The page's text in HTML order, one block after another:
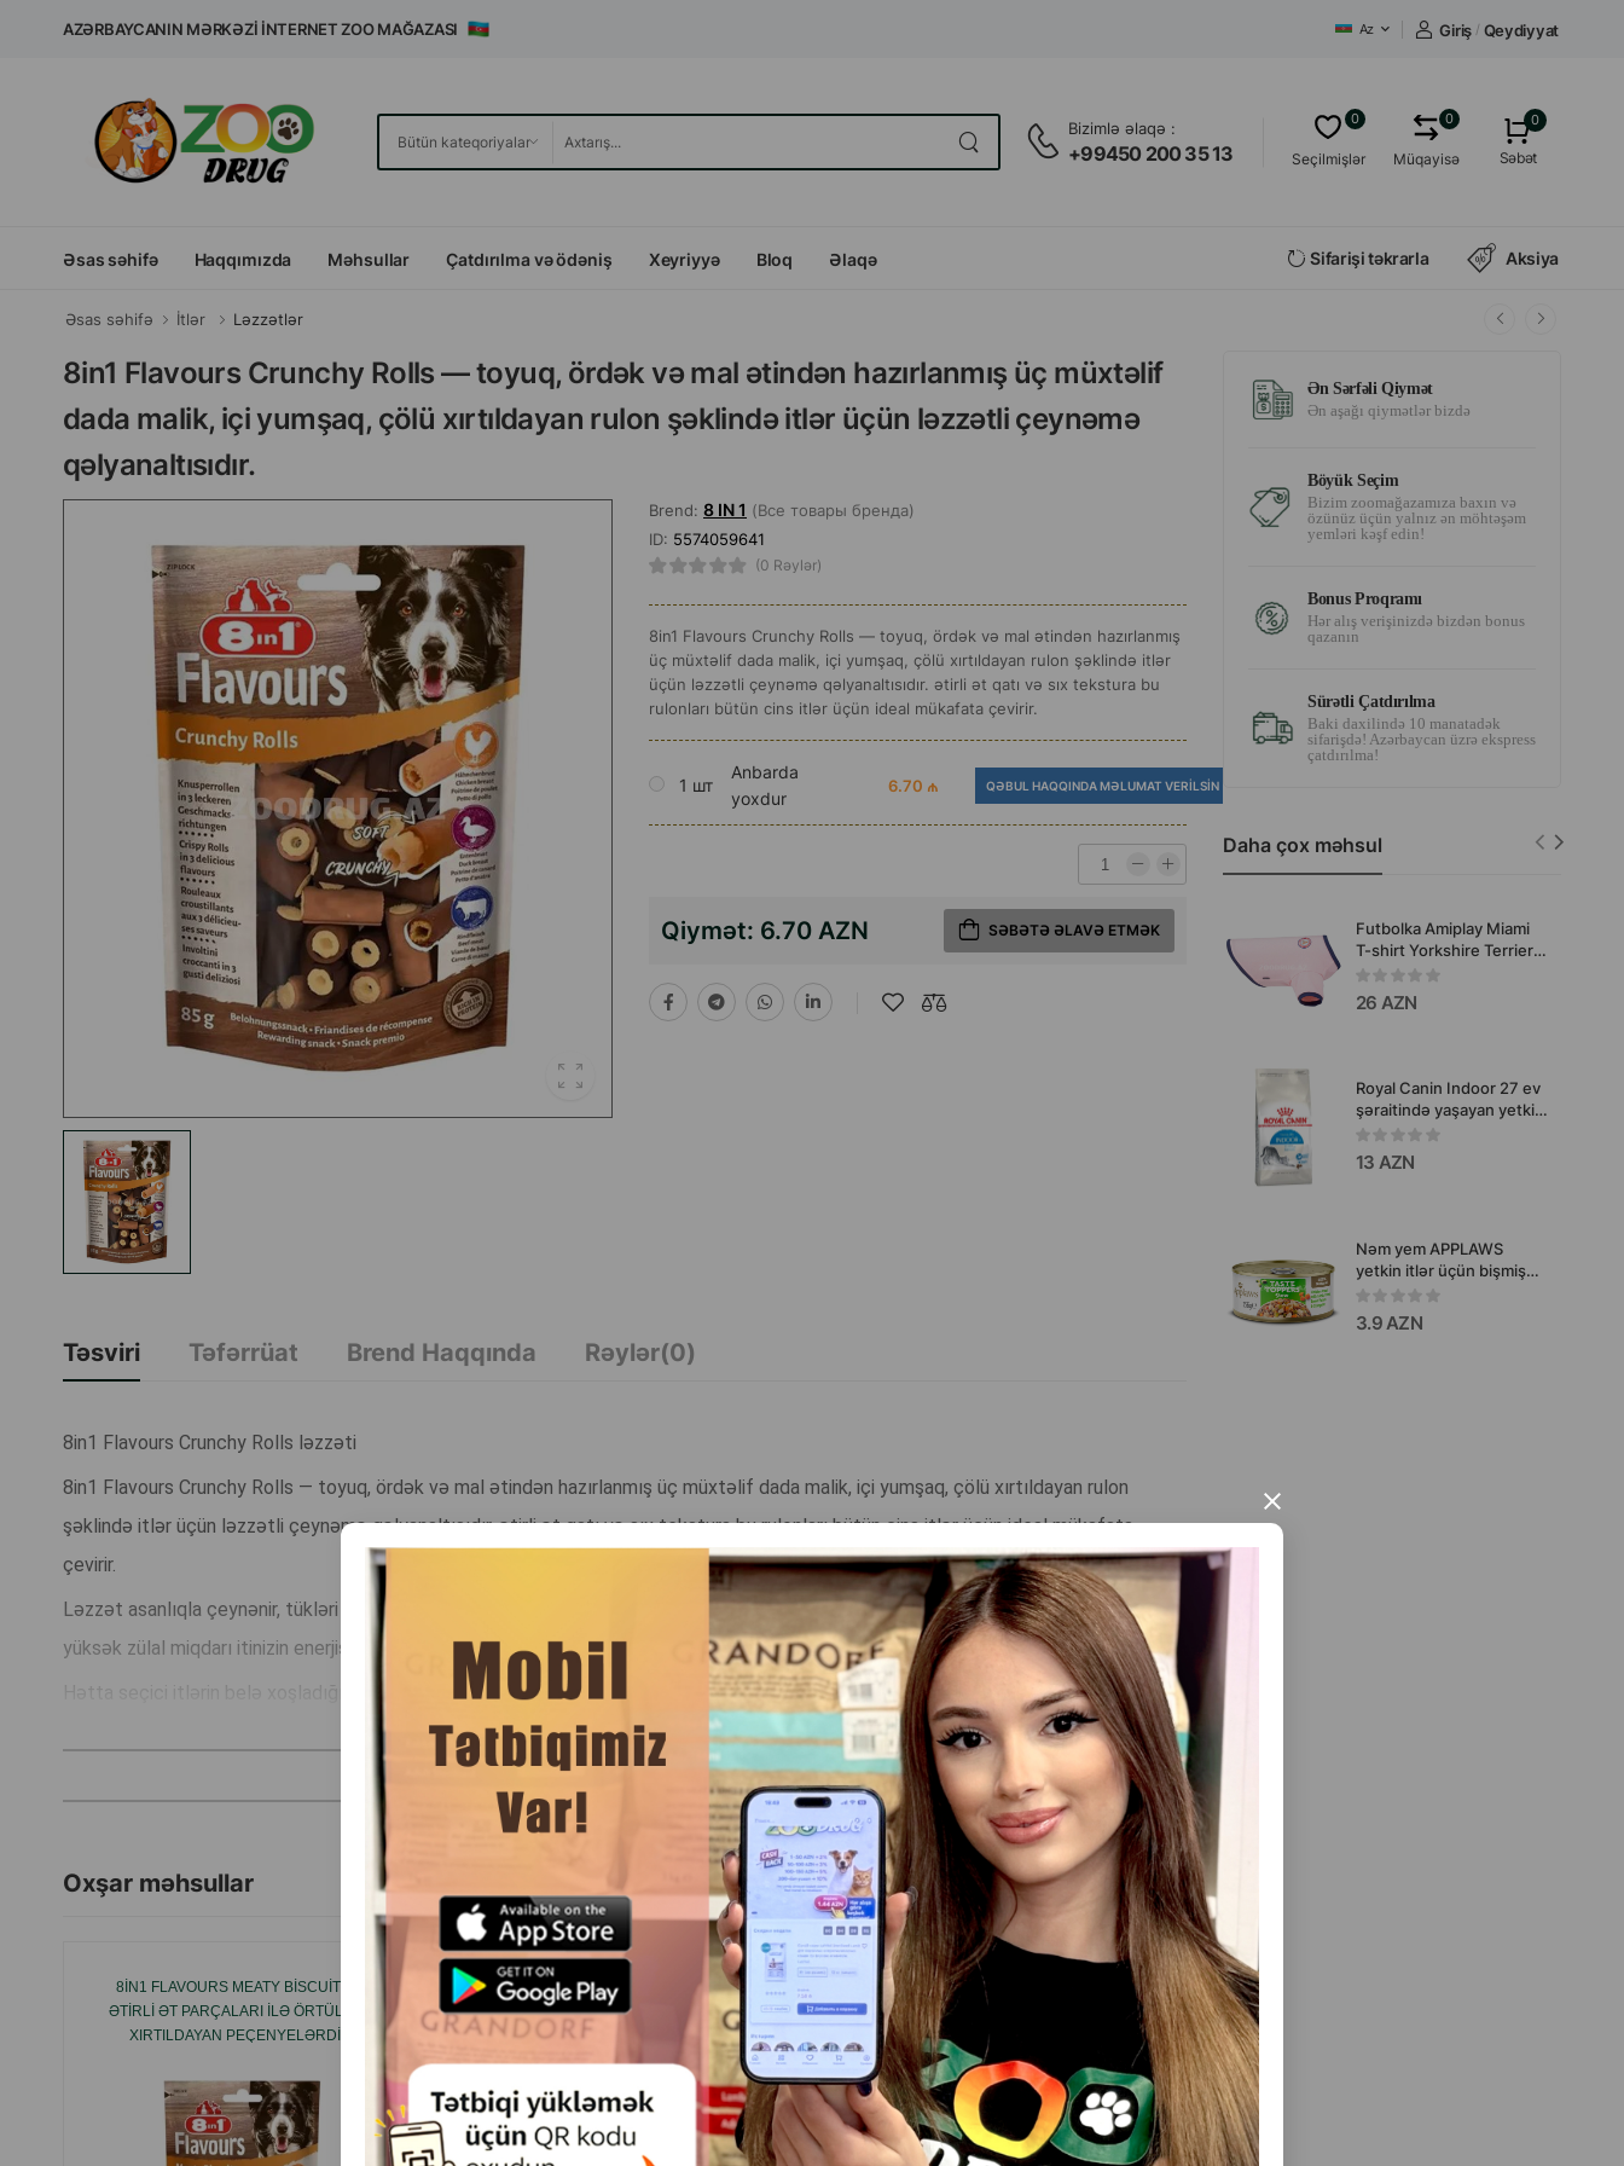
×
AZƏRBAYCANIN MƏRKƏZI İNTERNET ZOO MAĞAZASI Az Giriş / Qeydiyyat
Bizimlə əlaqə :
+99450 200 35 13 Seçilmişlər
0
Müqayisə
0 0
Səbət
Əsas səhifə Haqqımızda Məhsullar Çatdırılma və ödəniş Xeyriyyə Bloq Əlaqə Sifarişi təkrarla Aksiya
Əsas səhifə İtlər Ləzzətlər
8in1 Flavours Crunchy Rolls — toyuq, ördək və mal ətindən hazırlanmış üç müxtəlif
dada malik, içi yumşaq, çölü xırtıldayan rulon şəklində itlər üçün ləzzətli çeynəmə
qəlyanaltısıdır.
Brend: 8 IN 1 (Все товары бренда)
ID: 5574059641
(0 Rəylər)
8in1 Flavours Crunchy Rolls — toyuq, ördək və mal ətindən hazırlanmış
üç müxtəlif dada malik, içi yumşaq, çölü xırtıldayan rulon şəklində itlər
üçün ləzzətli çeynəmə qəlyanaltısıdır. ətirli ət qatı və sıx tekstura bu
rulonları bütün cins itlər üçün ideal mükafata çevirir.
1 шт
Anbarda
yoxdur
6.70 ₼ QƏBUL HAQQINDA MƏLUMAT VERILSIN
Qiymət: 6.70 AZN SƏBƏTƏ ƏLAVƏ ETMƏK
Təsviri Təfərrüat Brend Haqqında Rəylər(0)
8in1 Flavours Crunchy Rolls ləzzəti
8in1 Flavours Crunchy Rolls — toyuq, ördək və mal ətindən hazırlanmış üç müxtəlif dada malik, içi yumşaq, çölü xırtıldayan rulon
şəklində itlər üçün ləzzətli çeynəmə qəlyanaltısıdır. ətirli ət qatı və sıx tekstura bu rulonları bütün cins itlər üçün ideal mükafata
çevirir.
Ləzzət asanlıqla çeynənir, tükləri kirlətmir və həm məşq zamanı, həm də gündəlik mükafat kimi istifadə üçün uyğundur. Təbii tərkibi və
yüksək zülal miqdarı itinizin enerjisini və sağlamlığını dəstəkləyir.
Hətta seçici itlərin belə xoşladığı dadlı və müxtəlif bir yeməkdir.
DAHA ÇOX OXU
Oxşar məhsullar Hamısını Gör
8IN1 FLAVOURS MEATY BISCUITS —
ƏTIRLI ƏT PARÇALARI ILƏ ÖRTÜLMÜŞ
XIRTILDAYAN PEÇENYELƏRDIR.
TOYUQ, MAL ƏTI VƏ DONUZ ƏTI 152590 .
8IN1 DELIGHTS DUCK SPIRALS — SIX XAM
DƏRIDƏN HAZIRLANMIŞ VƏ ÜZƏRI
YUMŞAQ ÖRDƏK FILESI ILƏ ÖRTÜLMÜŞ
SPIRAL FORMADA TƏBII ÇEYNƏMƏ
LƏZZƏTIDIR 154822 .
TRIXIE DENTA FUN MARBLED ROLLS MAL
ƏTI VƏ AĞ BALIQ ILƏ - ITLƏR ÜÇÜN
ÇEYNƏNƏN QƏLYANALTIDIR.
WANPY BEEF JERKY SLICES ITLƏR ÜÇÜN
Ən Sərfəli Qiymət
Ən aşağı qiymətlər bizdə
Böyük Seçim
Bizim zoomağazamıza baxın və
özünüz üçün yalnız ən möhtəşəm
yemləri kəşf edin!
Bonus Proqramı
Hər alış verişinizdə bizdən bonus
qazanın
Sürətli Çatdırılma
Baki daxilində 10 manatadək
sifarişdə! Azərbaycan üzrə ekspress
çatdırılma!
Daha çox məhsul
Futbolka Amiplay Miami
T-shirt Yorkshire Terrier
Rəng: Çəhrayı. Ölçülər:
Ölçü 25 sm. g 25 sm. b 29
sm. d 42 sm. Məhsul
26 AZN
Royal Canin Indoor 27 ev
şəraitində yaşayan yetkin
pişiklər üçün toyuq dadlı
quru yem.
13 AZN
Nəm yem APPLAWS
yetkin itlər üçün bişmiş
toyuq sinəsi, quzu əti,
kök və balqabaq ilə 156
qr.
3.9 AZN